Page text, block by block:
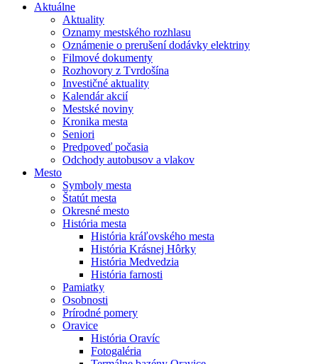
Aktuálne
Aktuality
Oznamy mestského rozhlasu
Oznámenie o prerušení dodávky elektriny
Filmové dokumenty
Rozhovory z Tvrdošína
Investičné aktuality
Kalendár akcií
Mestské noviny
Kronika mesta
Seniori
Predpoveď počasia
Odchody autobusov a vlakov
Mesto
Symboly mesta
Štatút mesta
Okresné mesto
História mesta
História kráľovského mesta
História Krásnej Hôrky
História Medvedzia
História farnosti
Pamiatky
Osobnosti
Prírodné pomery
Oravice
História Oravíc
Fotogaléria